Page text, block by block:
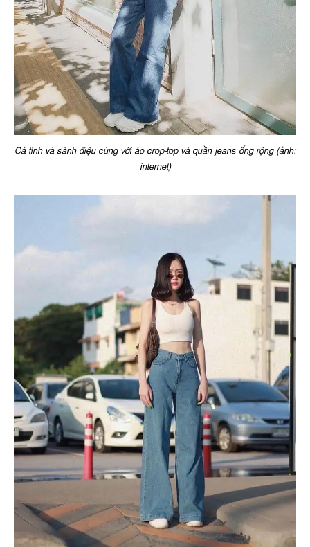
Cá tính và sành điệu cùng với áo crop-top và quần jeans ống rộng (ảnh:
internet)